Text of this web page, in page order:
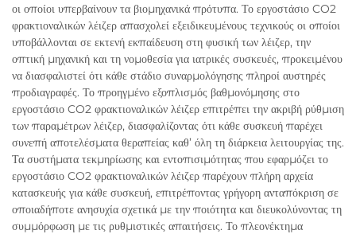
οι οποίοι υπερβαίνουν τα βιομηχανικά πρότυπα. Το εργοστάσιο CO2
φρακτιοναλικών λέιζερ απασχολεί εξειδικευμένους τεχνικούς οι οποίοι
υποβάλλονται σε εκτενή εκπαίδευση στη φυσική των λέιζερ, την
οπτική μηχανική και τη νομοθεσία για ιατρικές συσκευές, προκειμένου
να διασφαλιστεί ότι κάθε στάδιο συναρμολόγησης πληροί αυστηρές
προδιαγραφές. Το προηγμένο εξοπλισμός βαθμονόμησης στο
εργοστάσιο CO2 φρακτιοναλικών λέιζερ επιτρέπει την ακριβή ρύθμιση
των παραμέτρων λέιζερ, διασφαλίζοντας ότι κάθε συσκευή παρέχει
συνεπή αποτελέσματα θεραπείας καθ’ όλη τη διάρκεια λειτουργίας της.
Τα συστήματα τεκμηρίωσης και εντοπισιμότητας που εφαρμόζει το
εργοστάσιο CO2 φρακτιοναλικών λέιζερ παρέχουν πλήρη αρχεία
κατασκευής για κάθε συσκευή, επιτρέποντας γρήγορη ανταπόκριση σε
οποιαδήποτε ανησυχία σχετικά με την ποιότητα και διευκολύνοντας τη
συμμόρφωση με τις ρυθμιστικές απαιτήσεις. Το πλεονέκτημα